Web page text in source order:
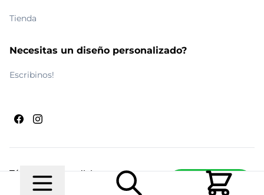
Escribinos
Tienda
Necesitas un diseño personalizado?
Escribinos!
© 2026 Maldito RamónRealizado por Ecwid de
Términos y condiciones